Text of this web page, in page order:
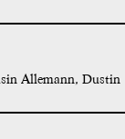
Allemann, Dustin